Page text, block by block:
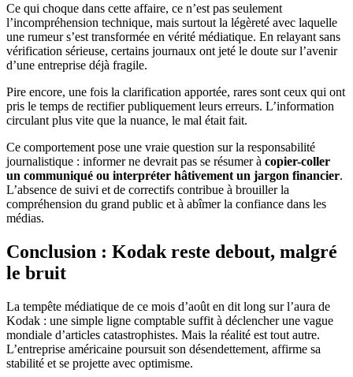
Ce qui choque dans cette affaire, ce n’est pas seulement
l’incompréhension technique, mais surtout la légèreté avec laquelle
une rumeur s’est transformée en vérité médiatique. En relayant sans
vérification sérieuse, certains journaux ont jeté le doute sur l’avenir
d’une entreprise déjà fragile.
Pire encore, une fois la clarification apportée, rares sont ceux qui ont
pris le temps de rectifier publiquement leurs erreurs. L’information
circulant plus vite que la nuance, le mal était fait.
Ce comportement pose une vraie question sur la responsabilité
journalistique : informer ne devrait pas se résumer à copier-coller
un communiqué ou interpréter hâtivement un jargon financier.
L’absence de suivi et de correctifs contribue à brouiller la
compréhension du grand public et à abîmer la confiance dans les
médias.
Conclusion : Kodak reste debout, malgré
le bruit
La tempête médiatique de ce mois d’août en dit long sur l’aura de
Kodak : une simple ligne comptable suffit à déclencher une vague
mondiale d’articles catastrophistes. Mais la réalité est tout autre.
L’entreprise américaine poursuit son désendettement, affirme sa
stabilité et se projette avec optimisme.